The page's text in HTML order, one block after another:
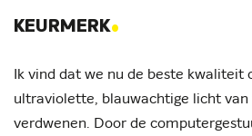
KEURMERK.
Ik vind dat we nu de beste kwaliteit
ultraviolette, blauwachtige licht van
verdwenen. Door de